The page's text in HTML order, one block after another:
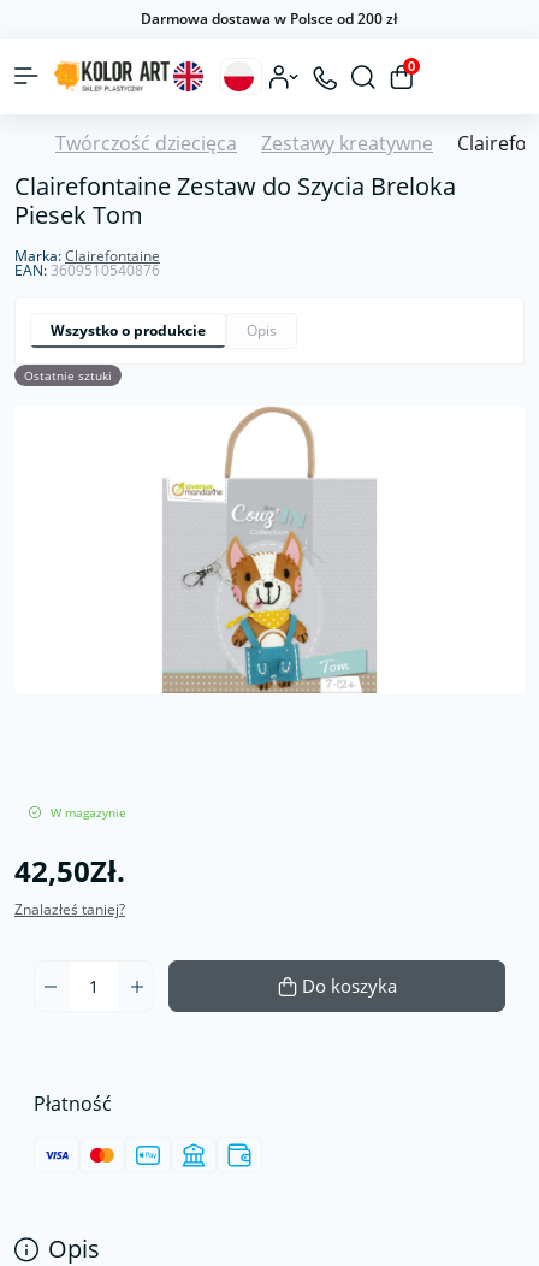
Darmowa dostawa w Polsce od 200 zł
0
Twórczość dziecięca Zestawy kreatywne
Clairefontaine Zestaw do Szycia Breloka
Piesek Tom
Marka:Clairefontaine
EAN:3609510540876
Wszystko o produkcie Opis
Ostatnie sztuki
W magazynie
42,50Zł.
Znalazłeś taniej?
Do koszyka
Płatność
Opis